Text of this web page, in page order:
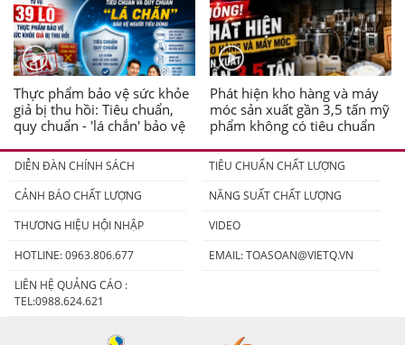
Thực phẩm bảo vệ sức khỏe
giả bị thu hồi: Tiêu chuẩn,
quy chuẩn - 'lá chắn' bảo vệ
Phát hiện kho hàng và máy
móc sản xuất gần 3,5 tấn mỹ
phẩm không có tiêu chuẩn
DIỄN ĐÀN CHÍNH SÁCH
TIÊU CHUẨN CHẤT LƯỢNG
CẢNH BÁO CHẤT LƯỢNG
NĂNG SUẤT CHẤT LƯỢNG
THƯƠNG HIỆU HỘI NHẬP
VIDEO
HOTLINE: 0963.806.677
EMAIL:TOASOAN@VIETQ.VN
LIÊN HỆ QUẢNG CÁO :
TEL:0988.624.621